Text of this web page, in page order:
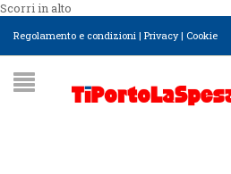
Scorri in alto
Regolamento e condizioni | Privacy| Cookie